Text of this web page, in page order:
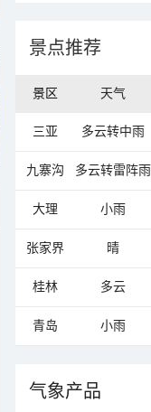
景点推荐
景区 天气
三亚 多云转中雨
九寨沟 多云转雷阵雨
大理 小雨
张家界 晴
桂林 多云
青岛 小雨
气象产品